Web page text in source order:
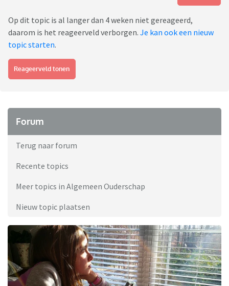
Op dit topic is al langer dan 4 weken niet gereageerd,
daarom is het reageerveld verborgen. Je kan ook een nieuw
topic starten.
Reageerveld tonen
Forum
Terug naar forum
Recente topics
Meer topics in Algemeen Ouderschap
Nieuw topic plaatsen